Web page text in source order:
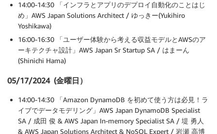
14:00-14:30 「インフラとアプリのデプロイ自動化のことはじ
め」AWS Japan Solutions Architect / ゆっきー(Yukihiro
Yoshikawa)
16:00-16:30 「ユーザー体験から考える収益モデルとAWSのア
ーキテクチャ設計」AWS Japan Sr Startup SA / はまーん
(Shinichi Hama)
05/17/2024 (金曜日）
14:00-14:30 「Amazon DynamoDB を初めて使う方は必見！ラ
イブでデータモデリング」AWS Japan DynamoDB Specialist
SA / 成田 俊 & AWS Japan In-memory Specialist SA / 堤 勇人
& AWS Japan Solutions Architect & NoSQL Expert / 岩瀬 高博